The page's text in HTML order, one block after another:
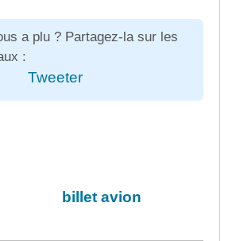
a plu ? Partagez-la sur les
:
Tweeter
billet avion